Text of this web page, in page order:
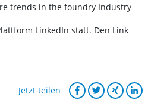
trends in the foundry Industry
LinkedIn statt. Den Link
Jetzt teilen